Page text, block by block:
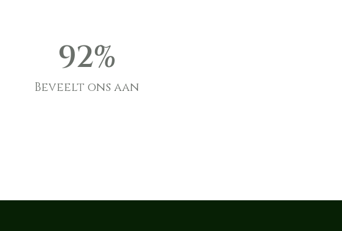
Beveelt ons aan
92%